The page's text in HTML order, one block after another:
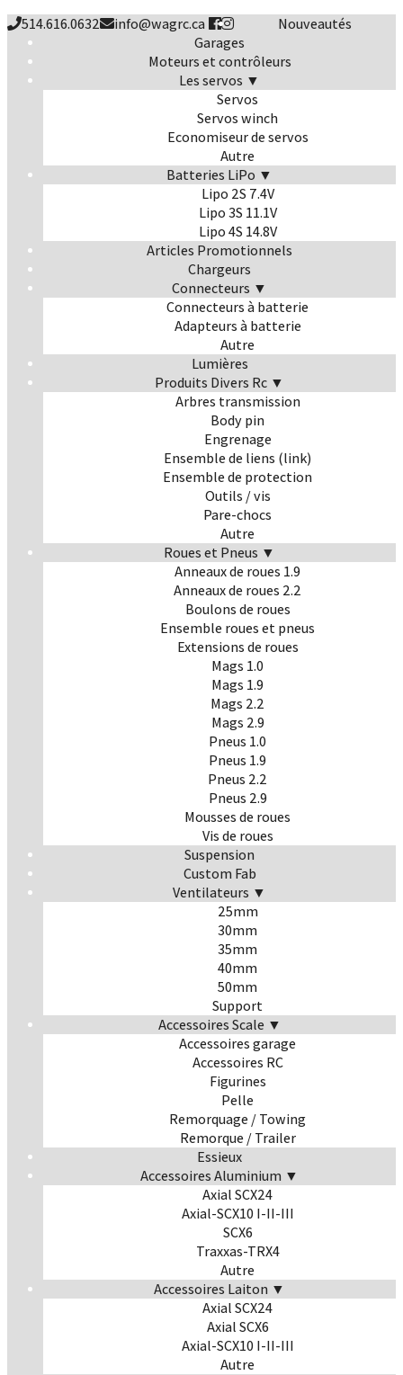
514.616.0632 info@wagrc.ca
Nouveautés
Garages
Moteurs et contrôleurs
Les servos ▼
Servos
Servos winch
Economiseur de servos
Autre
Batteries LiPo ▼
Lipo 2S 7.4V
Lipo 3S 11.1V
Lipo 4S 14.8V
Articles Promotionnels
Chargeurs
Connecteurs ▼
Connecteurs à batterie
Adapteurs à batterie
Autre
Lumières
Produits Divers Rc ▼
Arbres transmission
Body pin
Engrenage
Ensemble de liens (link)
Ensemble de protection
Outils / vis
Pare-chocs
Autre
Roues et Pneus ▼
Anneaux de roues 1.9
Anneaux de roues 2.2
Boulons de roues
Ensemble roues et pneus
Extensions de roues
Mags 1.0
Mags 1.9
Mags 2.2
Mags 2.9
Pneus 1.0
Pneus 1.9
Pneus 2.2
Pneus 2.9
Mousses de roues
Vis de roues
Suspension
Custom Fab
Ventilateurs ▼
25mm
30mm
35mm
40mm
50mm
Support
Accessoires Scale ▼
Accessoires garage
Accessoires RC
Figurines
Pelle
Remorquage / Towing
Remorque / Trailer
Essieux
Accessoires Aluminium ▼
Axial SCX24
Axial-SCX10 I-II-III
SCX6
Traxxas-TRX4
Autre
Accessoires Laiton ▼
Axial SCX24
Axial SCX6
Axial-SCX10 I-II-III
Autre